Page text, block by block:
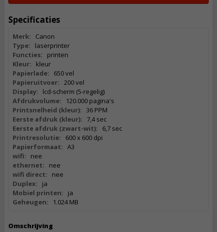
Specificaties
Merk:
Canon
Type:
laserprinter
Functies:
printen
Kleur:
kleur
Papierlade:
650 vel
Papieruitvoer: 200 vel
Display:
lcd-scherm (5-regelig)
Afdrukvolume:
120.000 pagina's
Printsnelheid (kleur): 36 PPM
Eerste afdruk (kleur):
7,4 sec
Eerste afdruk (zwart-wit):
6,7 sec
Printresolutie:
600 x 600 dpi
Papierformaat: A3
wifi:
nee
ethernet:
nee
wifi direct:
nee
Duplex:
ja
Mobiel printen:
ja
Geheugen:
1.024 MB
Omschrijving